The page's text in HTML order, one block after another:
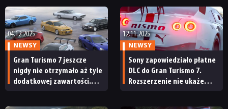
04.12.2025
NEWSY
Gran Turismo 7 jeszcze
nigdy nie otrzymało aż tyle
dodatkowej zawartości.
12.11.2025
NEWSY
Sony zapowiedziało płatne
DLC do Gran Turismo 7.
Rozszerzenie nie ukaże